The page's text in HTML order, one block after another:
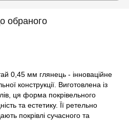
обраного
0,45 мм глянець - інноваційне
конструкції. Виготовлена із
ця форма покрівельного
та естетику. Її ретельно
покрівлі сучасного та